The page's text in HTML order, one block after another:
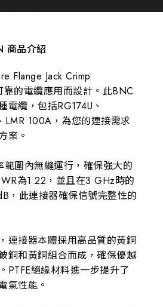
商品介紹
Flange Jack Crimp
的電纜應用而設計。此BNC
電纜，包括RG174U、
LMR 100A，為您的連接需求
案。
圍內無縫運行，確保強大的
為1.22，並且在3 GHz時的
，此連接器確保信號完整性的
連接器本體採用高品質的黃銅
銅和黃銅組合而成，確保優越
PTFE絕緣材料進一步提升了
氣性能。